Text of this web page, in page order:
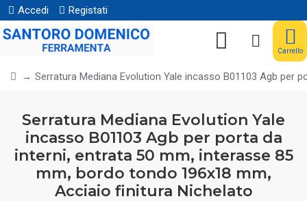
Accedi Registati
Carrello
Serratura Mediana Evolution Yale incasso B01103 Agb
Serratura Mediana Evolution Yale
incasso B01103 Agb per porta da
interni, entrata 50 mm, interasse 85
mm, bordo tondo 196x18 mm,
Acciaio finitura Nichelato